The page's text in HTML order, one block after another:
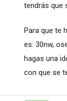
tendrás que
Para que te
es: 30nw,
hagas una
con que se